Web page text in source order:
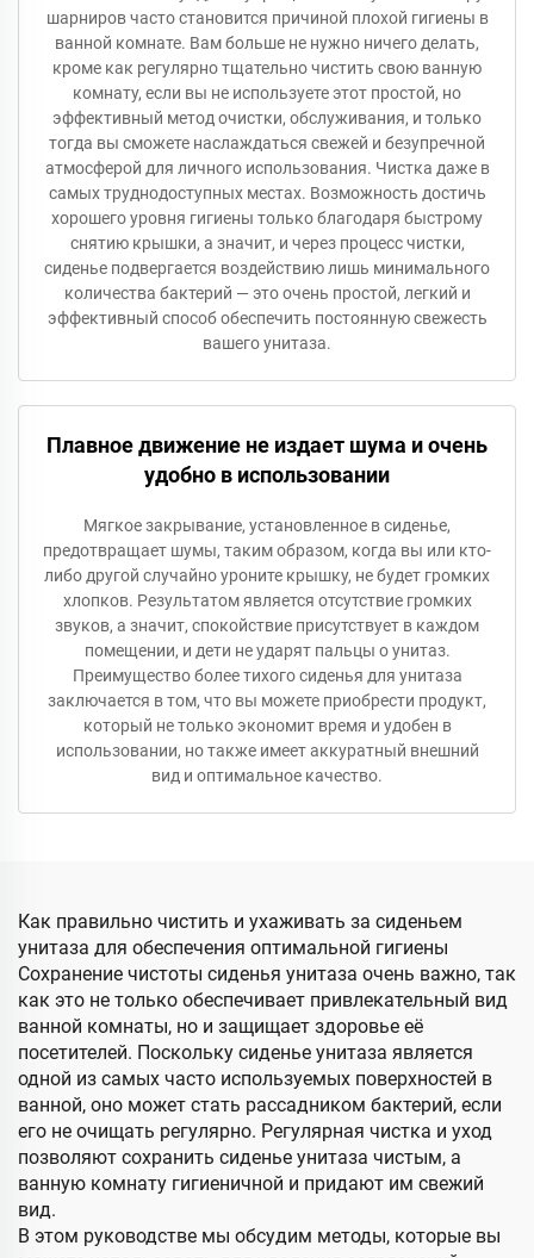
шарниров часто становится причиной плохой гигиены в
ванной комнате. Вам больше не нужно ничего делать,
кроме как регулярно тщательно чистить свою ванную
комнату, если вы не используете этот простой, но
эффективный метод очистки, обслуживания, и только
тогда вы сможете наслаждаться свежей и безупречной
атмосферой для личного использования. Чистка даже в
самых труднодоступных местах. Возможность достичь
хорошего уровня гигиены только благодаря быстрому
снятию крышки, а значит, и через процесс чистки,
сиденье подвергается воздействию лишь минимального
количества бактерий — это очень простой, легкий и
эффективный способ обеспечить постоянную свежесть
вашего унитаза.
Плавное движение не издает шума и очень
удобно в использовании
Мягкое закрывание, установленное в сиденье,
предотвращает шумы, таким образом, когда вы или кто-
либо другой случайно уроните крышку, не будет громких
хлопков. Результатом является отсутствие громких
звуков, а значит, спокойствие присутствует в каждом
помещении, и дети не ударят пальцы о унитаз.
Преимущество более тихого сиденья для унитаза
заключается в том, что вы можете приобрести продукт,
который не только экономит время и удобен в
использовании, но также имеет аккуратный внешний
вид и оптимальное качество.
Как правильно чистить и ухаживать за сиденьем
унитаза для обеспечения оптимальной гигиены
Сохранение чистоты сиденья унитаза очень важно, так
как это не только обеспечивает привлекательный вид
ванной комнаты, но и защищает здоровье её
посетителей. Поскольку сиденье унитаза является
одной из самых часто используемых поверхностей в
ванной, оно может стать рассадником бактерий, если
его не очищать регулярно. Регулярная чистка и уход
позволяют сохранить сиденье унитаза чистым, а
ванную комнату гигиеничной и придают им свежий
вид.
В этом руководстве мы обсудим методы, которые вы